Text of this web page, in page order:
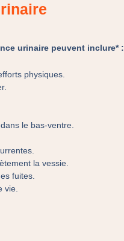
urinaire peuvent inclure* :
physiques.
le bas-ventre.
la vessie.
fuites.
vie.